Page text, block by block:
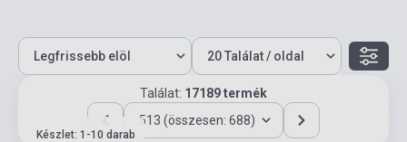
Találat: 17189 termék
513 (összesen: 688)
Készlet: 1-10 darab